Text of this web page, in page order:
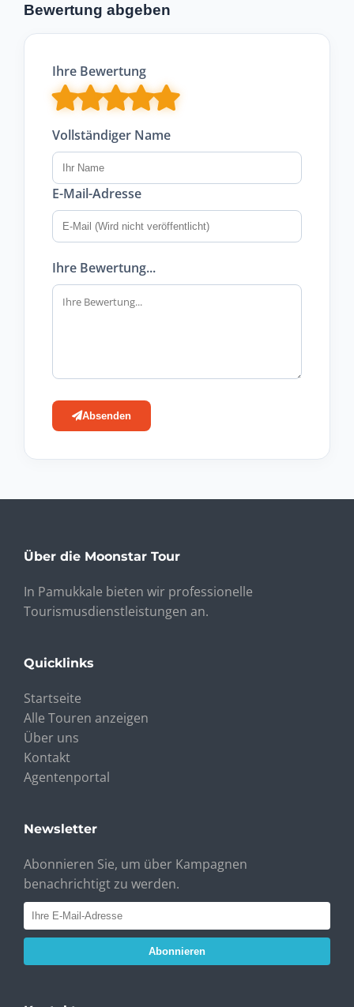
Bewertung abgeben
Ihre Bewertung
Vollständiger Name
E-Mail-Adresse
Ihre Bewertung...
Absenden
Über die Moonstar Tour
In Pamukkale bieten wir professionelle
Tourismusdienstleistungen an.
Quicklinks
Startseite
Alle Touren anzeigen
Über uns
Kontakt
Agentenportal
Newsletter
Abonnieren Sie, um über Kampagnen
benachrichtigt zu werden.
Abonnieren